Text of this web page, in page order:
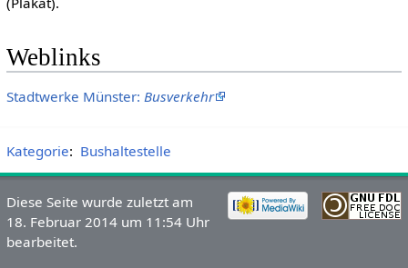
Weblinks
Stadtwerke Münster: Busverkehr
Kategorie: Bushaltestelle
Diese Seite wurde zuletzt am
18. Februar 2014 um 11:54 Uhr
bearbeitet.